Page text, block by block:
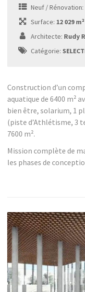
Neuf / Rénovation:
Surface: 12 029 m²
Architecte: Rudy
Catégorie:
Construction d’un
aquatique de 6400 m²
bien être, solarium, 1
(piste d’Athlétisme, 3
7600 m².
Mission complète de
les phases de